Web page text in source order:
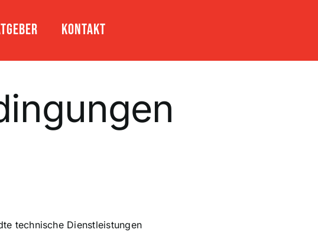
Kontakt
technische Dienstleistungen